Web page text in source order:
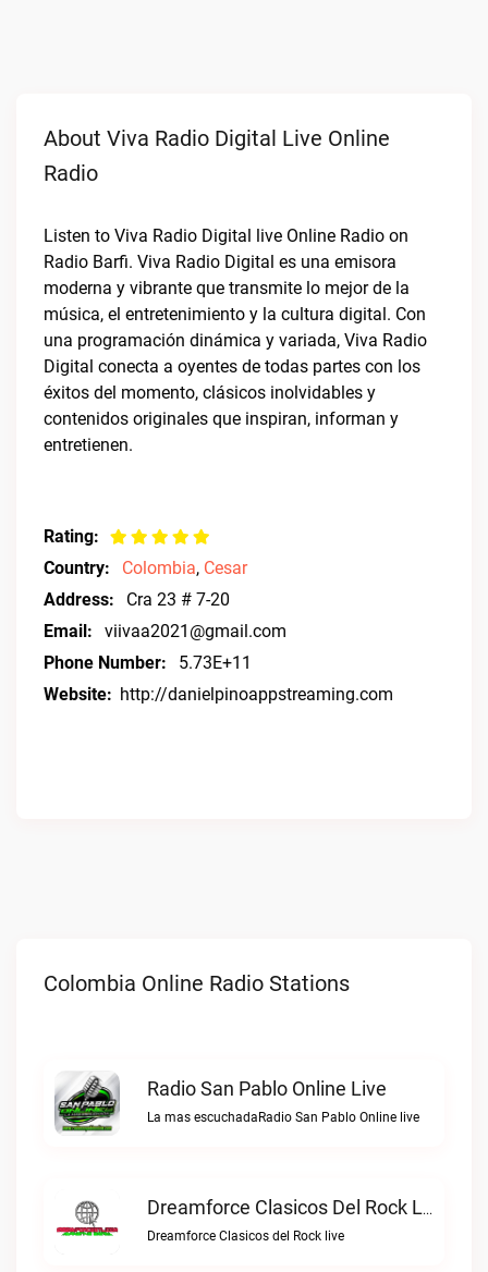
About Viva Radio Digital Live Online
Radio
Listen to Viva Radio Digital live Online Radio on
Radio Barfi. Viva Radio Digital es una emisora
moderna y vibrante que transmite lo mejor de la
música, el entretenimiento y la cultura digital. Con
una programación dinámica y variada, Viva Radio
Digital conecta a oyentes de todas partes con los
éxitos del momento, clásicos inolvidables y
contenidos originales que inspiran, informan y
entretienen.
Rating:
Country:
Colombia, Cesar
Address:
Cra 23 # 7-20
Email:
viivaa2021@gmail.com
Phone Number:
5.73E+11
Website: http://danielpinoappstreaming.com
Colombia Online Radio Stations
Radio San Pablo Online Live
La mas escuchadaRadio San Pablo Online live
Dreamforce Clasicos Del Rock Live
Dreamforce Clasicos del Rock live